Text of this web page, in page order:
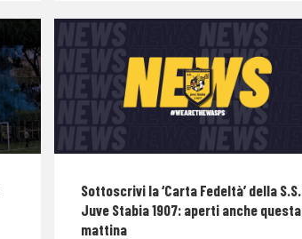
Sottoscrivi la ‘Carta Fedeltà’ della S.S.
Juve Stabia 1907: aperti anche questa
mattina